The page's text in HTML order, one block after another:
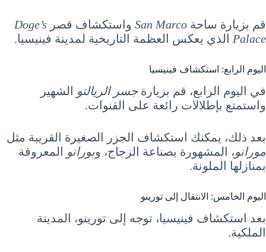
قم بزيارة ساحة San Marco واستكشاف قصر Doge’s
Palace الذي يعكس العظمة التاريخية لمدينة فينيسيا.
اليوم الرابع: استكشاف فينيسيا
في اليوم الرابع، قم بزيارةجسر الريالتو الشهير
واستمتع بإطلالات رائعة على القنوات.
بعد ذلك، يمكنك استكشاف الجزر الصغيرة القريبة مثل
مورانو، المشهورة بصناعة الزجاج، وبورانو المعروفة
بمنازلها الملونة.
اليوم الخامس: الانتقال إلى تورينو
بعد استكشاف فينيسيا، توجه إلى تورينو، المدينة
الملكية.